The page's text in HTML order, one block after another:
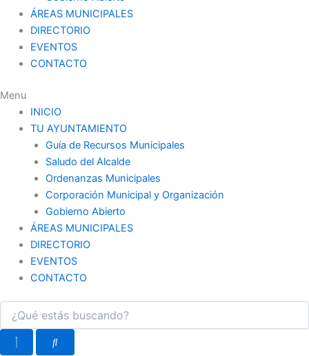
ÁREAS MUNICIPALES
DIRECTORIO
EVENTOS
CONTACTO
Menu
INICIO
TU AYUNTAMIENTO
Guía de Recursos Municipales
Saludo del Alcalde
Ordenanzas Municipales
Corporación Municipal y Organización
Gobierno Abierto
ÁREAS MUNICIPALES
DIRECTORIO
EVENTOS
CONTACTO